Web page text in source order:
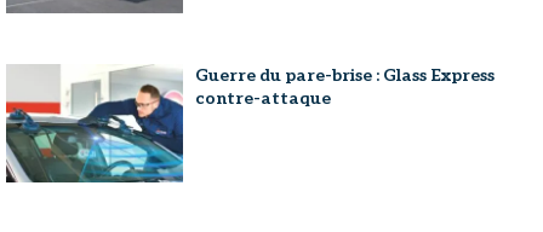
Guerre du pare-brise : Glass Express
contre-attaque